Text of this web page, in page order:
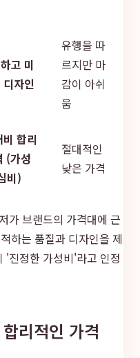
고 미
자인
유행을 따
르지만 마
감이 아쉬
움
합리
(가성
비)
절대적인
낮은 가격
가 브랜드의 가격대에 근
하는 품질과 디자인을 제
'진정한 가성비'라고 인정
리적인 가격